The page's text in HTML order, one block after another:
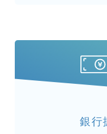
銀行